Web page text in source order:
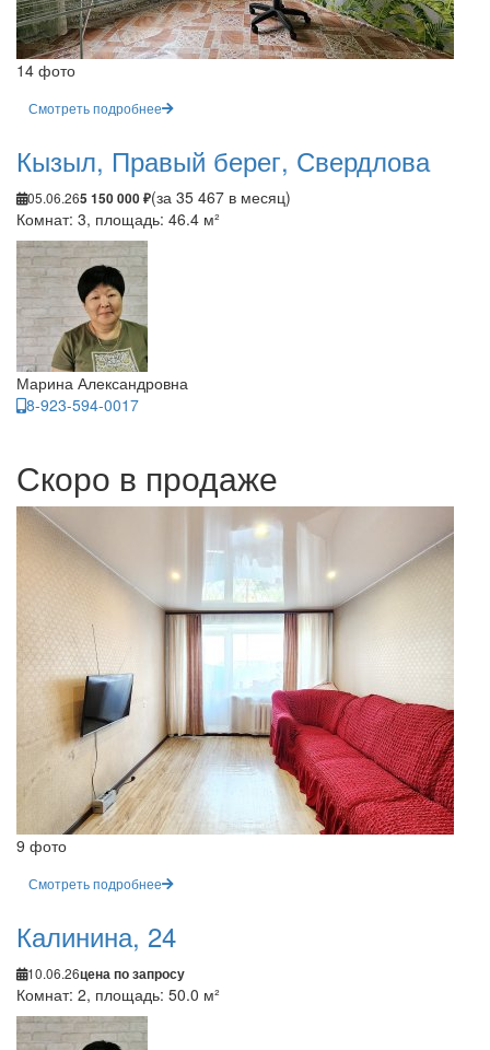
14 фото
Смотреть подробнее
Кызыл, Правый берег, Свердлова
05.06.265 150 000 ₽(за 35 467 в месяц)
Комнат: 3, площадь: 46.4 м²
Марина Александровна
8-923-594-0017
Скоро в продаже
9 фото
Смотреть подробнее
Калинина, 24
10.06.26цена по запросу
Комнат: 2, площадь: 50.0 м²